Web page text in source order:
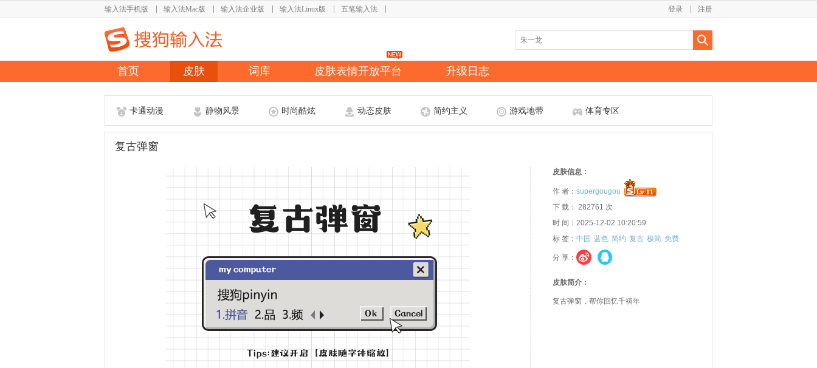
输入法手机版 输入法Mac版 输入法企业版 输入法Linux版 五笔输入法 注册
登录
首页 皮肤 词库 皮肤表情开放平台 升级日志
卡通动漫 静物风景 时尚酷炫 动态皮肤 简约主义 游戏地带 体育专区
复古弹窗
皮肤信息：
作 者： supergougou
下 载： 282761 次
时 间：2025-12-02 10:20:59
标 签： 中国 蓝色 简约 复古 极简 免费
分 享：
皮肤简介：
复古弹窗，帮你回忆千禧年